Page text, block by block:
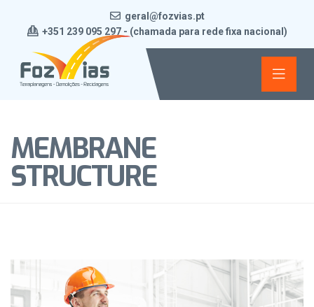
geral@fozvias.pt
+351 239 095 297 - (chamada para rede fixa nacional)
MEMBRANE
STRUCTURE